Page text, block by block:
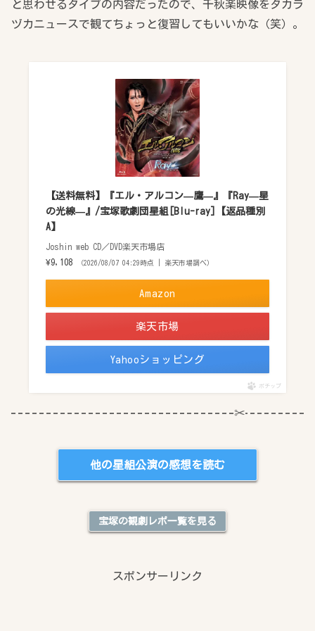
と思わせるタイプの内容だったので、千秋楽映像をタカラ
ヅカニュースで観てちょっと復習してもいいかな（笑）。
【送料無料】『エル・アルコン—鷹—』『Ray—星
の光線—』/宝塚歌劇団星組[Blu-ray]【返品種別
A】
Joshin web CD／DVD楽天市場店
¥9,108
（2026/08/07 04:29時点 | 楽天市場調べ）
Amazon
楽天市場
Yahooショッピング
ポチップ
他の星組公演の感想を読む
宝塚の観劇レポ一覧を見る
スポンサーリンク